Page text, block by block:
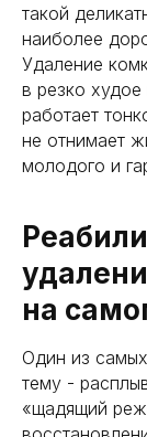
такой
наиболее
Удаление
в резко
работает
не отнимает
молодого и
на
Один из
тему -
«щадящий